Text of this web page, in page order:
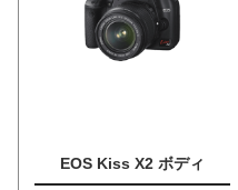
EOS Kiss X2 ボディ